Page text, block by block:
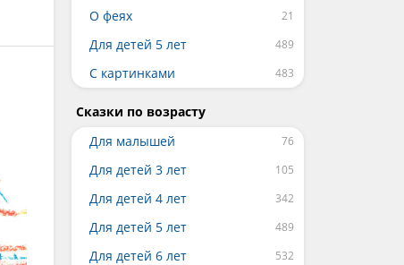
О феях
Для детей 5 лет
С картинками
Сказки по возрасту
Для малышей
Для детей 3 лет
Для детей 4 лет
Для детей 5 лет
Для детей 6 лет